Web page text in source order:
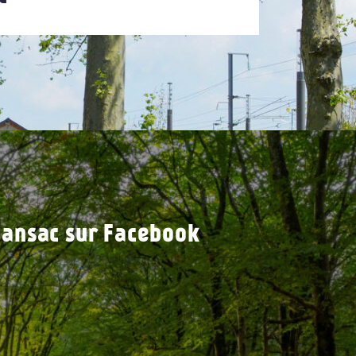
sur Facebook